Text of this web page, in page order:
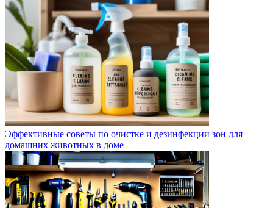
Эффективные советы по очистке и дезинфекции зон для
домашних животных в доме